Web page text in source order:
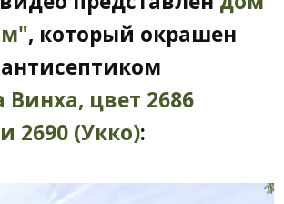
, который окрашен
Винха, цвет 2686
2690 (Укко):